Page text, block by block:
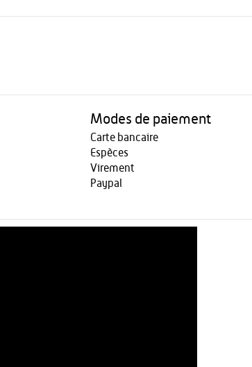
Modes de paiement
Carte bancaire
Espèces
Virement
Paypal